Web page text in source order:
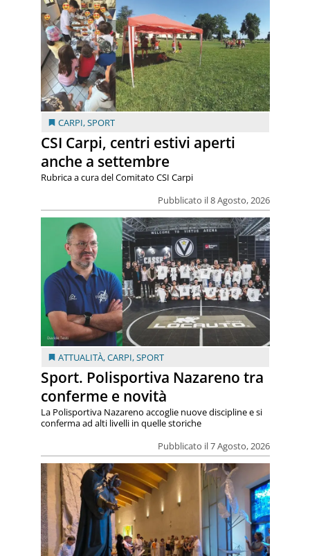
CARPI,SPORT
CSI Carpi, centri estivi aperti
anche a settembre
Pubblicato il 8 Agosto, 2026
Rubrica a cura del Comitato CSI Carpi
ATTUALITÀ,CARPI,SPORT
Sport. Polisportiva Nazareno tra
conferme e novità
Pubblicato il 7 Agosto, 2026
La Polisportiva Nazareno accoglie nuove discipline e si
conferma ad alti livelli in quelle storiche